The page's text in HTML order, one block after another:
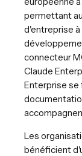
permettant
d'entreprise
connecteur
Claude
Enterprise se
Les
bénéficient